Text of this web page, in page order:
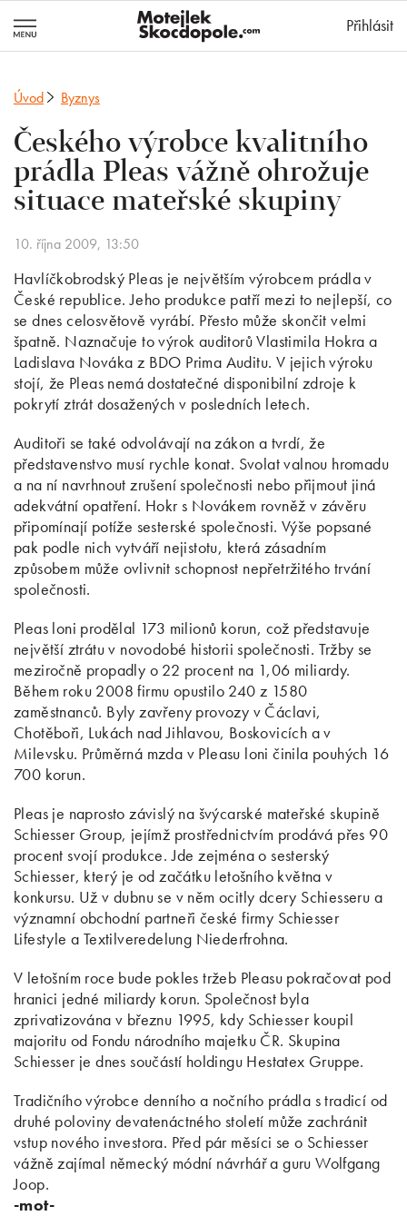
Přihlásit
Úvod Byznys
Českého výrobce kvalitního
prádla Pleas vážně ohrožuje
situace mateřské skupiny
10. října 2009, 13:50
Havlíčkobrodský Pleas je největším výrobcem prádla v
České republice. Jeho produkce patří mezi to nejlepší, co
se dnes celosvětově vyrábí. Přesto může skončit velmi
špatně. Naznačuje to výrok auditorů Vlastimila Hokra a
Ladislava Nováka z BDO Prima Auditu. V jejich výroku
stojí, že Pleas nemá dostatečné disponibilní zdroje k
pokrytí ztrát dosažených v posledních letech.
Auditoři se také odvolávají na zákon a tvrdí, že
představenstvo musí rychle konat. Svolat valnou hromadu
a na ní navrhnout zrušení společnosti nebo přijmout jiná
adekvátní opatření. Hokr s Novákem rovněž v závěru
připomínají potíže sesterské společnosti. Výše popsané
pak podle nich vytváří nejistotu, která zásadním
způsobem může ovlivnit schopnost nepřetržitého trvání
společnosti.
Pleas loni prodělal 173 milionů korun, což představuje
největší ztrátu v novodobé historii společnosti. Tržby se
meziročně propadly o 22 procent na 1,06 miliardy.
Během roku 2008 firmu opustilo 240 z 1580
zaměstnanců. Byly zavřeny provozy v Čáclavi,
Chotěboři, Lukách nad Jihlavou, Boskovicích a v
Milevsku. Průměrná mzda v Pleasu loni činila pouhých 16
700 korun.
Pleas je naprosto závislý na švýcarské mateřské skupině
Schiesser Group, jejímž prostřednictvím prodává přes 90
procent svojí produkce. Jde zejména o sesterský
Schiesser, který je od začátku letošního května v
konkursu. Už v dubnu se v něm ocitly dcery Schiesseru a
významní obchodní partneři české firmy Schiesser
Lifestyle a Textilveredelung Niederfrohna.
V letošním roce bude pokles tržeb Pleasu pokračovat pod
hranici jedné miliardy korun. Společnost byla
zprivatizována v březnu 1995, kdy Schiesser koupil
majoritu od Fondu národního majetku ČR. Skupina
Schiesser je dnes součástí holdingu Hestatex Gruppe.
Tradičního výrobce denního a nočního prádla s tradicí od
druhé poloviny devatenáctného století může zachránit
vstup nového investora. Před pár měsíci se o Schiesser
vážně zajímal německý módní návrhář a guru Wolfgang
Joop.
-mot-